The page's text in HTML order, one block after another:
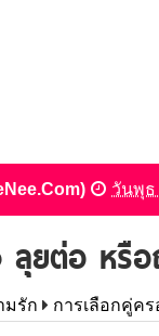
วันพุธ
ลุยต่อ หรื
มรัก การเลือกคู่คร